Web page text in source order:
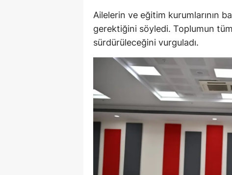
Bartın
Iğdır
Kilis
Düzce
Ailelerin ve eğitim kurumlarının
gerektiğini söyledi. Toplumun tüm
sürdürüleceğini vurguladı.